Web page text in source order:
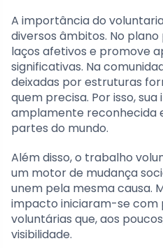
A importância do
diversos âmbitos. No
laços afetivos e promove
significativas. Na
deixadas por estruturas
quem precisa. Por isso,
amplamente reconhecida
partes do mundo.
Além disso, o trabalho
um motor de mudança
unem pela mesma causa.
impacto iniciaram-se com
voluntárias que, aos
visibilidade.